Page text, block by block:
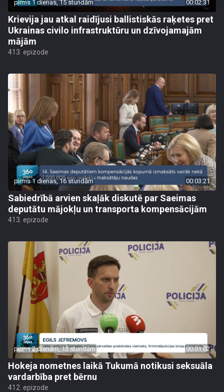
pirms 1 dienas, 15 stundām 00:02:31
Krievija jau atkal raidījusi ballistiskās raķetes pret
Ukrainas civilo infrastruktūru un dzīvojamajām
mājām
413. epizode
pirms 1 dienas, 16 stundām 00:03:21
Sabiedrībā arvien skaļāk diskutē par Saeimas
deputātu mājokļu un transporta kompensācijām
413. epizode
pirms 2 dienām, 13 stundām 00:01:02
Hokeja nometnes laikā Tukumā notikusi seksuāla
vardarbība pret bērnu
412. epizode